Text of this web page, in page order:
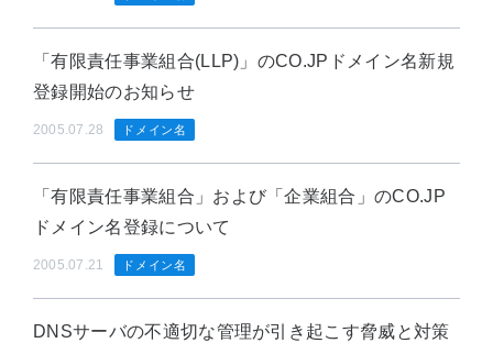
「有限責任事業組合(LLP)」のCO.JPドメイン名新規
登録開始のお知らせ
2005.07.28 ドメイン名
「有限責任事業組合」および「企業組合」のCO.JP
ドメイン名登録について
2005.07.21 ドメイン名
DNSサーバの不適切な管理が引き起こす脅威と対策